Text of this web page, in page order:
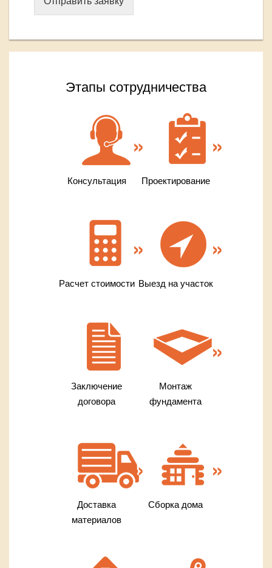
Этапы сотрудничества
Консультация Проектирование
Расчет стоимости Выезд на участок
Заключение
договора
Монтаж
фундамента
Доставка
материалов
Сборка дома